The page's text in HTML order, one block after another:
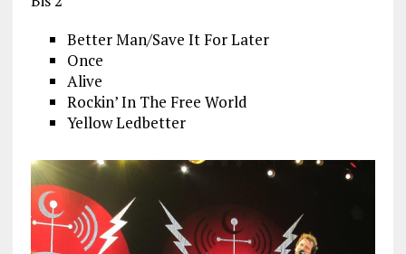
Better Man/Save It For Later
Once
Alive
Rockin’ In The Free World
Yellow Ledbetter